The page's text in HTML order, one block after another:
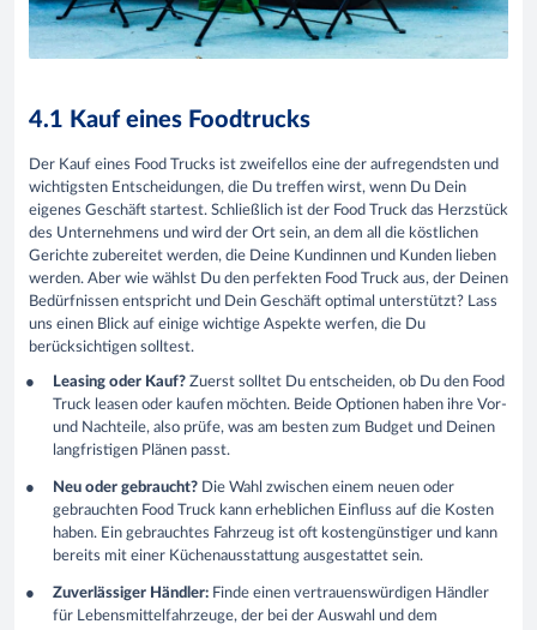
4.1 Kauf eines Foodtrucks
Der Kauf eines Food Trucks ist zweifellos eine der aufregendsten und
wichtigsten Entscheidungen, die Du treffen wirst, wenn Du Dein
eigenes Geschäft startest. Schließlich ist der Food Truck das Herzstück
des Unternehmens und wird der Ort sein, an dem all die köstlichen
Gerichte zubereitet werden, die Deine Kundinnen und Kunden lieben
werden. Aber wie wählst Du den perfekten Food Truck aus, der Deinen
Bedürfnissen entspricht und Dein Geschäft optimal unterstützt? Lass
uns einen Blick auf einige wichtige Aspekte werfen, die Du
berücksichtigen solltest.
Leasing oder Kauf? Zuerst solltet Du entscheiden, ob Du den Food
Truck leasen oder kaufen möchten. Beide Optionen haben ihre Vor-
und Nachteile, also prüfe, was am besten zum Budget und Deinen
langfristigen Plänen passt.
Neu oder gebraucht? Die Wahl zwischen einem neuen oder
gebrauchten Food Truck kann erheblichen Einfluss auf die Kosten
haben. Ein gebrauchtes Fahrzeug ist oft kostengünstiger und kann
bereits mit einer Küchenausstattung ausgestattet sein.
Zuverlässiger Händler: Finde einen vertrauenswürdigen Händler
für Lebensmittelfahrzeuge, der bei der Auswahl und dem